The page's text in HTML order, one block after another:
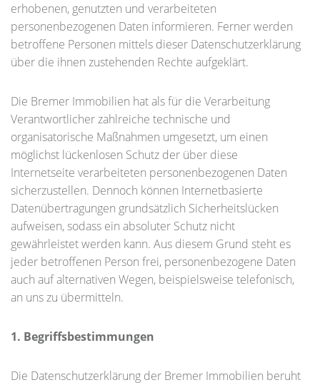
erhobenen, genutzten und verarbeiteten
personenbezogenen Daten informieren. Ferner werden
betroffene Personen mittels dieser Datenschutzerklärung
über die ihnen zustehenden Rechte aufgeklärt.
Die Bremer Immobilien hat als für die Verarbeitung
Verantwortlicher zahlreiche technische und
organisatorische Maßnahmen umgesetzt, um einen
möglichst lückenlosen Schutz der über diese
Internetseite verarbeiteten personenbezogenen Daten
sicherzustellen. Dennoch können Internetbasierte
Datenübertragungen grundsätzlich Sicherheitslücken
aufweisen, sodass ein absoluter Schutz nicht
gewährleistet werden kann. Aus diesem Grund steht es
jeder betroffenen Person frei, personenbezogene Daten
auch auf alternativen Wegen, beispielsweise telefonisch,
an uns zu übermitteln.
1. Begriffsbestimmungen
Die Datenschutzerklärung der Bremer Immobilien beruht